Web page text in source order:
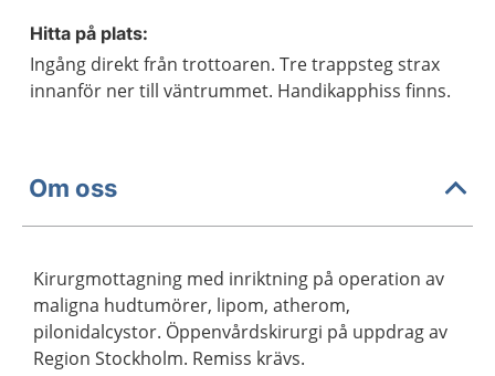
Hitta på plats:
Ingång direkt från trottoaren. Tre trappsteg strax
innanför ner till väntrummet. Handikapphiss finns.
Om oss
Kirurgmottagning med inriktning på operation av
maligna hudtumörer, lipom, atherom,
pilonidalcystor. Öppenvårdskirurgi på uppdrag av
Region Stockholm. Remiss krävs.